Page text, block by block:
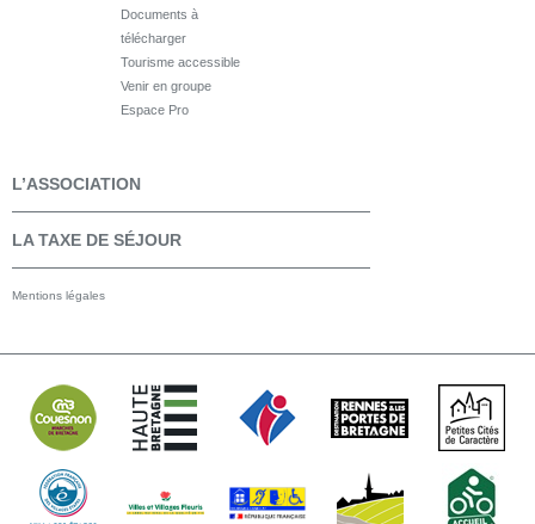
Documents à
télécharger
Tourisme accessible
Venir en groupe
Espace Pro
L’ASSOCIATION
LA TAXE DE SÉJOUR
Mentions légales